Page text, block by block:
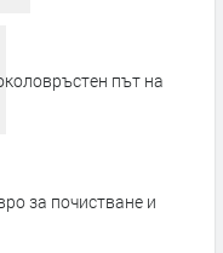
път на
за почистване и